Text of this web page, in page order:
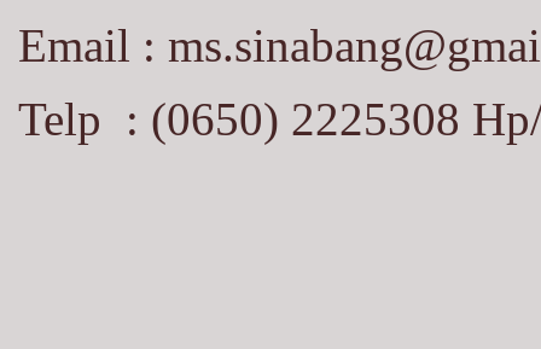
Email :
Telp : (0650) 2225308